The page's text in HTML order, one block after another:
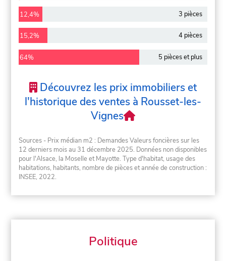
12,4% 3 pièces
15,2% 4 pièces
64% 5 pièces et plus
Découvrez les prix immobiliers et
l'historique des ventes à Rousset-les-
Vignes
Sources - Prix médian m2 : Demandes Valeurs foncières sur les
12 derniers mois au 31 décembre 2025. Données non disponibles
pour l'Alsace, la Moselle et Mayotte. Type d'habitat, usage des
habitations, habitants, nombre de pièces et année de construction :
INSEE, 2022.
Politique